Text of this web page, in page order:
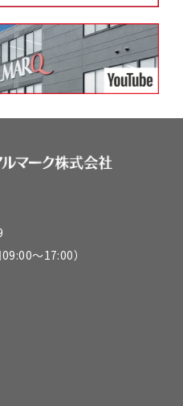
09:00～17:00）